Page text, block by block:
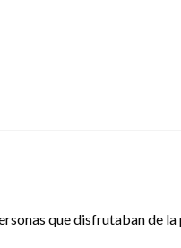
que disfrutaban de